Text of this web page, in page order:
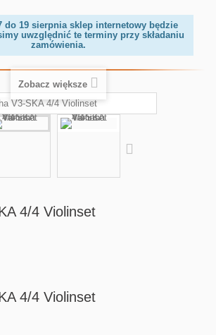
do 19 sierpnia sklep internetowy będzie
uwzględnić te terminy przy składaniu
zamówienia.
Zobacz większe
4/4 Violinset
4/4 Violinset